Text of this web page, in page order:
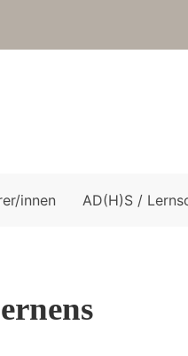
innen AD(H)S /